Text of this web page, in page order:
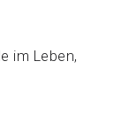
im Leben,